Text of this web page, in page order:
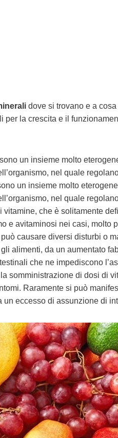
dove si trovano e a
per la crescita e il
sono un insieme molto
nel quale
un insieme molto
nel quale
vitamine, che è solitamente
e avitaminosi nei casi, molto
causare diversi disturbi o
alimenti, da un aumentato
che ne impediscono
somministrazione di dosi di
Raramente si può
un eccesso di assunzione di